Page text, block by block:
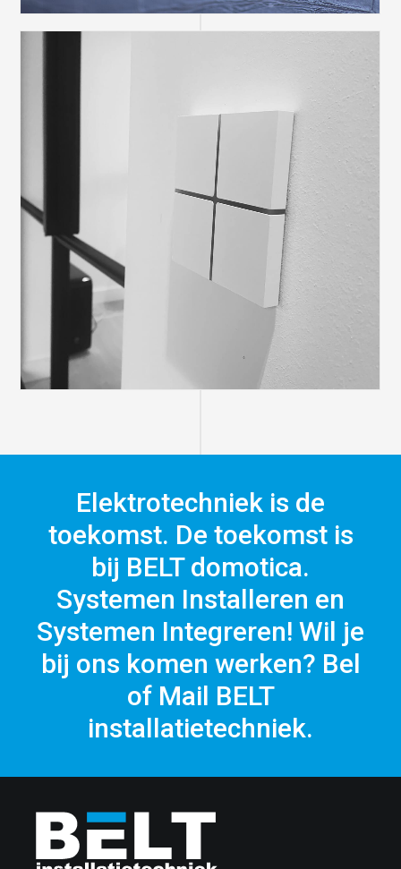
Elektrotechniek is de
toekomst. De toekomst is
bij BELT domotica.
Systemen Installeren en
Systemen Integreren! Wil je
bij ons komen werken? Bel
of Mail BELT
installatietechniek.